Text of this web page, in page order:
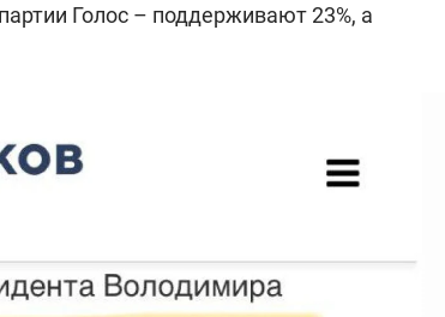
Голос – поддерживают 23%, а